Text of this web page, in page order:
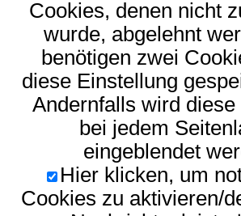
Cookies, denen nicht
wurde, abgelehnt
benötigen zwei
diese Einstellung
Andernfalls wird diese
bei jedem
eingeblendet
Hier klicken, um
Cookies zu aktivieren/